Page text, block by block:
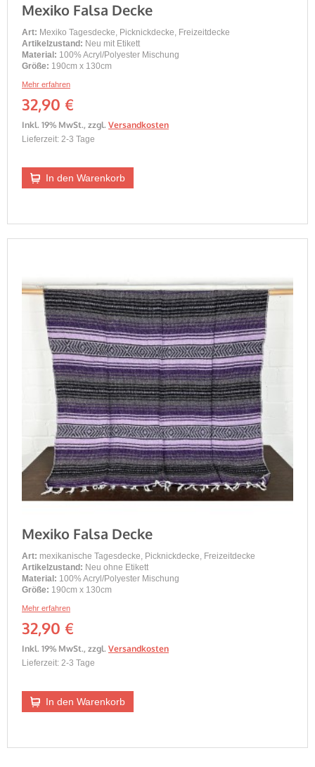
Mexiko Falsa Decke
Art: Mexiko Tagesdecke, Picknickdecke, Freizeitdecke
Artikelzustand: Neu mit Etikett
Material: 100% Acryl/Polyester Mischung
Größe: 190cm x 130cm
Mehr erfahren
32,90 €
Inkl. 19% MwSt., zzgl. Versandkosten
Lieferzeit: 2-3 Tage
In den Warenkorb
Mexiko Falsa Decke
Art: mexikanische Tagesdecke, Picknickdecke, Freizeitdecke
Artikelzustand: Neu ohne Etikett
Material: 100% Acryl/Polyester Mischung
Größe: 190cm x 130cm
Mehr erfahren
32,90 €
Inkl. 19% MwSt., zzgl. Versandkosten
Lieferzeit: 2-3 Tage
In den Warenkorb